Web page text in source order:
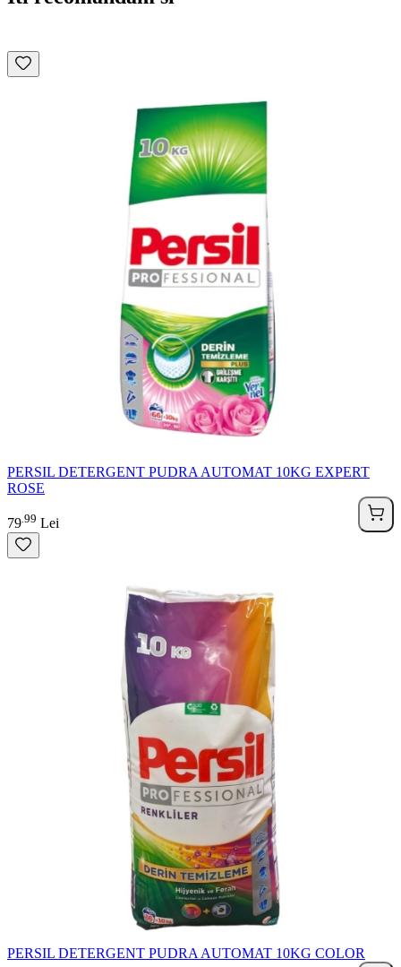
PERSIL DETERGENT PUDRA AUTOMAT 10KG EXPERT
ROSE
79 99 Lei
PERSIL DETERGENT PUDRA AUTOMAT 10KG COLOR